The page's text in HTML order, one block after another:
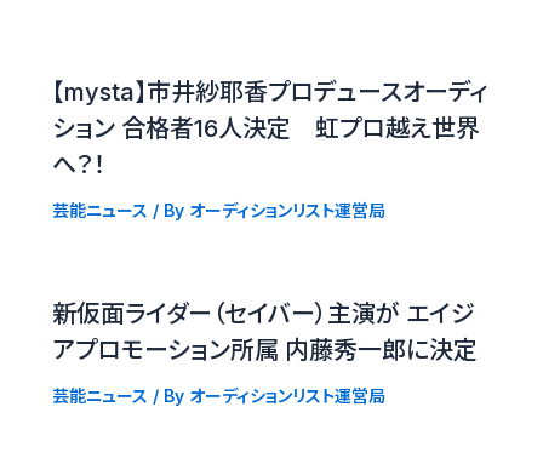
【mysta】市井紗耶香プロデュースオーディ
ション 合格者16人決定 虹プロ越え世界
へ？！
芸能ニュース / By オーディションリスト運営局
新仮面ライダー（セイバー）主演が エイジ
アプロモーション所属 内藤秀一郎に決定
芸能ニュース / By オーディションリスト運営局